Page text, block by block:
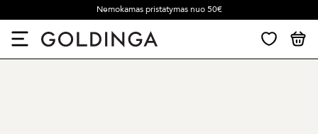
Nemokamas pristatymas nuo 50€